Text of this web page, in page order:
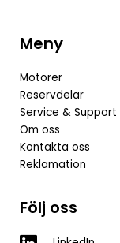
Meny
Motorer
Reservdelar
Service & Support
Om oss
Kontakta oss
Reklamation
Följ oss